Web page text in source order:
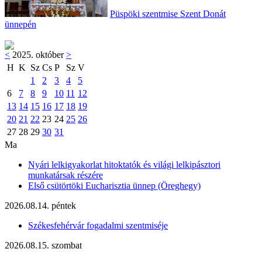
Püspöki szentmise Szent Donát
ünnepén
< 2025. október>
H K Sz Cs P Sz V
1
2 3 4
5
6
7 8 9 10 11 12
13 14 15 16 17 18 19
20 21 22 23 24 25 26
27 28 29 30 31
Ma
Nyári lelkigyakorlat hitoktatók és világi lelkipásztori
munkatársak részére
Első csütörtöki Eucharisztia ünnep (Öreghegy)
2026.08.14. péntek
Székesfehérvár fogadalmi szentmiséje
2026.08.15. szombat